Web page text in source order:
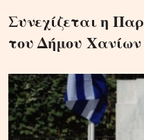
Συνεχίζεται η
του Δήμου Χανίων